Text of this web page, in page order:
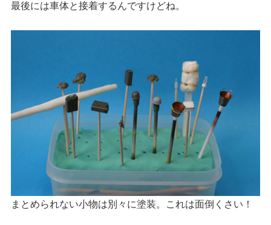
最後には車体と接着するんですけどね。
まとめられない小物は別々に塗装。これは面倒くさい！